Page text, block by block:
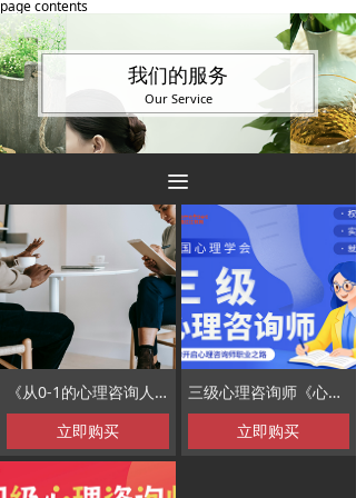
page contents
我们的服务
Our Service
끀
《从0-1的心理咨询人才成长之路》
立即购买
三级心理咨询师《心理咨询师水平等级》
立即购买